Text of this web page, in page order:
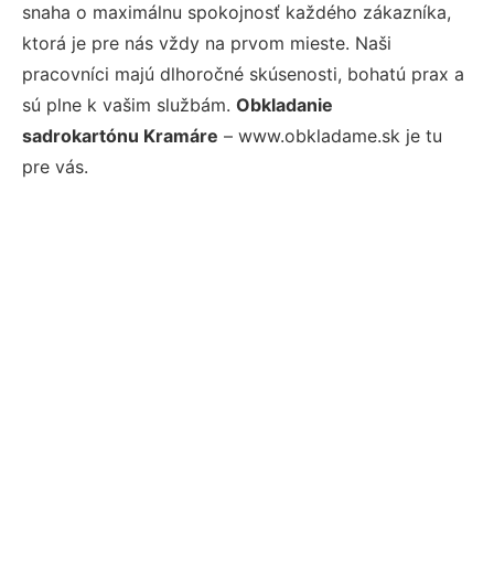
snaha o maximálnu spokojnosť každého zákazníka,
ktorá je pre nás vždy na prvom mieste. Naši
pracovníci majú dlhoročné skúsenosti, bohatú prax a
sú plne k vašim službám. Obkladanie
sadrokartónu Kramáre – www.obkladame.sk je tu
pre vás.